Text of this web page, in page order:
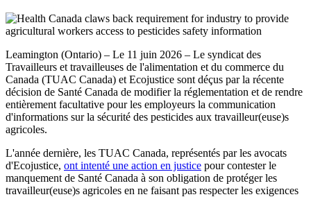
Leamington (Ontario) – Le 11 juin 2026 – Le syndicat des
Travailleurs et travailleuses de l'alimentation et du commerce du
Canada (TUAC Canada) et Ecojustice sont déçus par la récente
décision de Santé Canada de modifier la réglementation et de rendre
entièrement facultative pour les employeurs la communication
d'informations sur la sécurité des pesticides aux travailleur(euse)s
agricoles.
L'année dernière, les TUAC Canada, représentés par les avocats
d'Ecojustice, ont intenté une action en justice pour contester le
manquement de Santé Canada à son obligation de protéger les
travailleur(euse)s agricoles en ne faisant pas respecter les exigences